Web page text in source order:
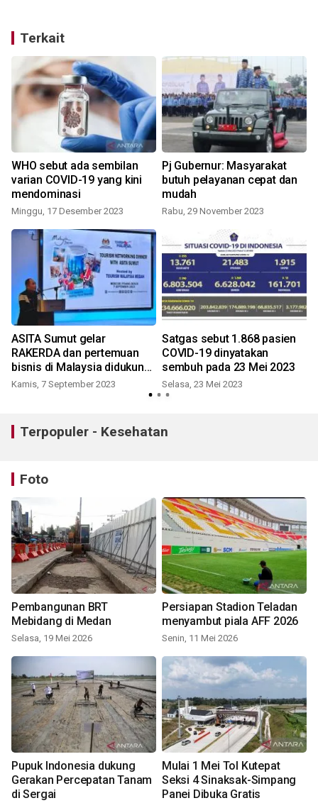
Terkait
WHO sebut ada sembilan
varian COVID-19 yang kini
mendominasi
Minggu, 17 Desember 2023
Pj Gubernur: Masyarakat
butuh pelayanan cepat dan
mudah
Rabu, 29 November 2023
ASITA Sumut gelar
RAKERDA dan pertemuan
bisnis di Malaysia didukung
Tourism Malaysia Medan
Kamis, 7 September 2023
Satgas sebut 1.868 pasien
COVID-19 dinyatakan
sembuh pada 23 Mei 2023
Selasa, 23 Mei 2023
Terpopuler - Kesehatan
Foto
Pembangunan BRT
Mebidang di Medan
Selasa, 19 Mei 2026
Persiapan Stadion Teladan
menyambut piala AFF 2026
Senin, 11 Mei 2026
Pupuk Indonesia dukung
Gerakan Percepatan Tanam
di Sergai
Mulai 1 Mei Tol Kutepat
Seksi 4 Sinaksak-Simpang
Panei Dibuka Gratis